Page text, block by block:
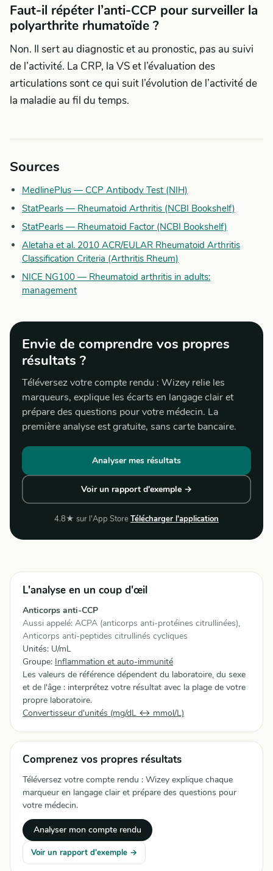
Faut-il répéter l’anti-CCP pour surveiller la
polyarthrite rhumatoïde ?
Non. Il sert au diagnostic et au pronostic, pas au suivi
de l’activité. La CRP, la VS et l’évaluation des
articulations sont ce qui suit l’évolution de l’activité de
la maladie au fil du temps.
Sources
MedlinePlus — CCP Antibody Test (NIH)
StatPearls — Rheumatoid Arthritis (NCBI Bookshelf)
StatPearls — Rheumatoid Factor (NCBI Bookshelf)
Aletaha et al. 2010 ACR/EULAR Rheumatoid Arthritis
Classification Criteria (Arthritis Rheum)
NICE NG100 — Rheumatoid arthritis in adults:
management
Envie de comprendre vos propres
résultats ?
Téléversez votre compte rendu : Wizey relie les
marqueurs, explique les écarts en langage clair et
prépare des questions pour votre médecin. La
première analyse est gratuite, sans carte bancaire.
Analyser mes résultats
Voir un rapport d'exemple →
4.8★ sur l'App StoreTélécharger l'application
L'analyse en un coup d'œil
Anticorps anti-CCP
Aussi appelé: ACPA (anticorps anti-protéines citrullinées),
Anticorps anti-peptides citrullinés cycliques
Unités: U/mL
Groupe: Inflammation et auto-immunité
Les valeurs de référence dépendent du laboratoire, du sexe
et de l'âge : interprétez votre résultat avec la plage de votre
propre laboratoire.
Convertisseur d'unités (mg/dL ↔ mmol/L)
Comprenez vos propres résultats
Téléversez votre compte rendu : Wizey explique chaque
marqueur en langage clair et prépare des questions pour
votre médecin.
Analyser mon compte rendu
Voir un rapport d'exemple →